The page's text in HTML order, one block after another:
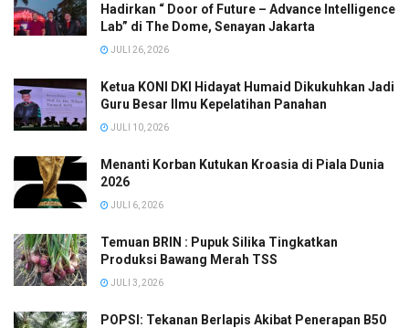
Hadirkan “ Door of Future – Advance Intelligence
Lab” di The Dome, Senayan Jakarta
JULI 26, 2026
Ketua KONI DKI Hidayat Humaid Dikukuhkan Jadi
Guru Besar Ilmu Kepelatihan Panahan
JULI 10, 2026
Menanti Korban Kutukan Kroasia di Piala Dunia
2026
JULI 6, 2026
Temuan BRIN : Pupuk Silika Tingkatkan
Produksi Bawang Merah TSS
JULI 3, 2026
POPSI: Tekanan Berlapis Akibat Penerapan B50